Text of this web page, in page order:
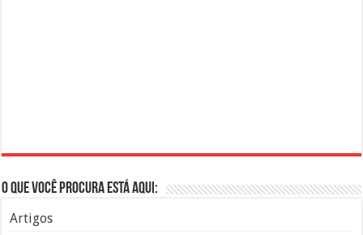
O que você procura está aqui:
Artigos